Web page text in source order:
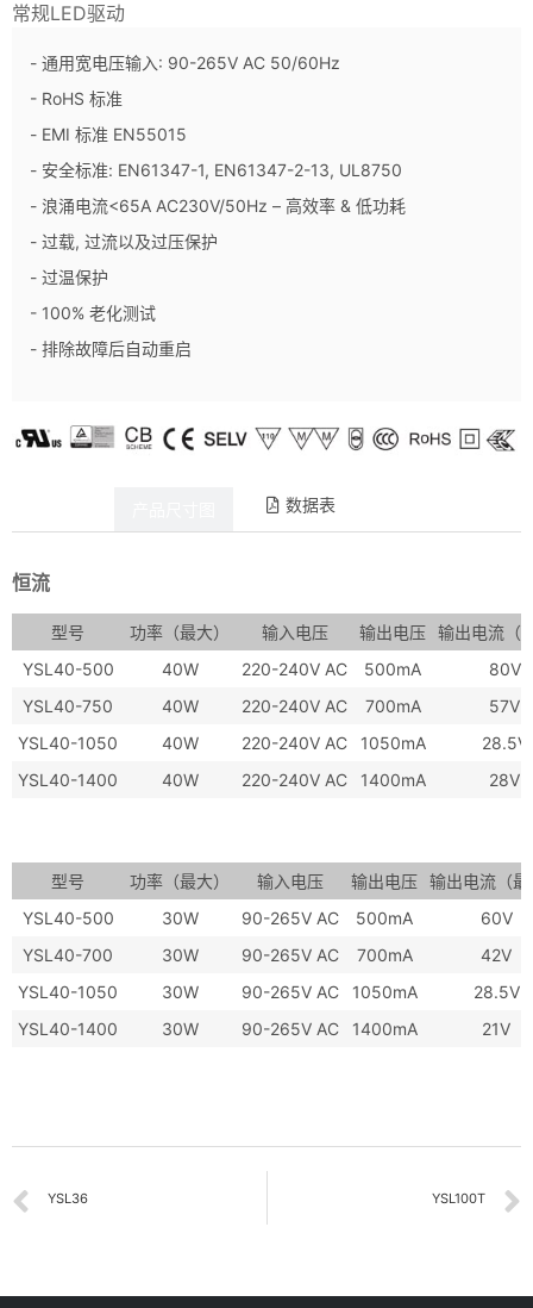
常规LED驱动
- 通用宽电压输入: 90-265V AC 50/60Hz
- RoHS 标准
- EMI 标准 EN55015
- 安全标准: EN61347-1, EN61347-2-13, UL8750
- 浪涌电流<65A AC230V/50Hz – 高效率 & 低功耗
- 过载, 过流以及过压保护
- 过温保护
- 100% 老化测试
- 排除故障后自动重启
数据表
恒流
型号 功率（最大） 输入电压 输出电压 输出电流（
YSL40-500
40W 220-240V AC 500mA
80V
YSL40-750
40W 220-240V AC 700mA
57V
YSL40-1050
40W 220-240V AC 1050mA
28.5V
YSL40-1400
40W 220-240V AC 1400mA 28V
型号 功率（最大） 输入电压 输出电压 输出电流（
YSL40-500
30W 90-265V AC 500mA
60V
YSL40-700
30W 90-265V AC 700mA
42V
YSL40-1050
30W 90-265V AC 1050mA
28.5V
YSL40-1400
30W 90-265V AC 1400mA 21V
YSL100T
YSL36